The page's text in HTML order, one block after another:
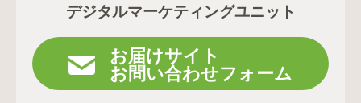
デジタルマーケティングユニット
お届けサイト
お問い合わせフォーム